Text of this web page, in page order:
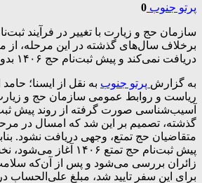
پرتو جنوب 0
برخلاف سال‌های گذشته در این مرحله، از
دریافت نمی‌کند و پیش‌ ثبت‌نام حج ۱۴۰۶ بدون هزینه خواهد بود.
به گزارش پرتو جنوب به نقل از ایسنا؛
ریاست و روابط عمومی سازمان حج و
آسیب‌شناسی صورت گرفته از روند پیش
گذشته، تصمیم بر این شد که امسال در
پیش ثبت‌نام حج تمتع
زائران بررسی می‌شود و پس از آن‌که
برای این سفر تایید شد، مبلغ علی‌الحساب